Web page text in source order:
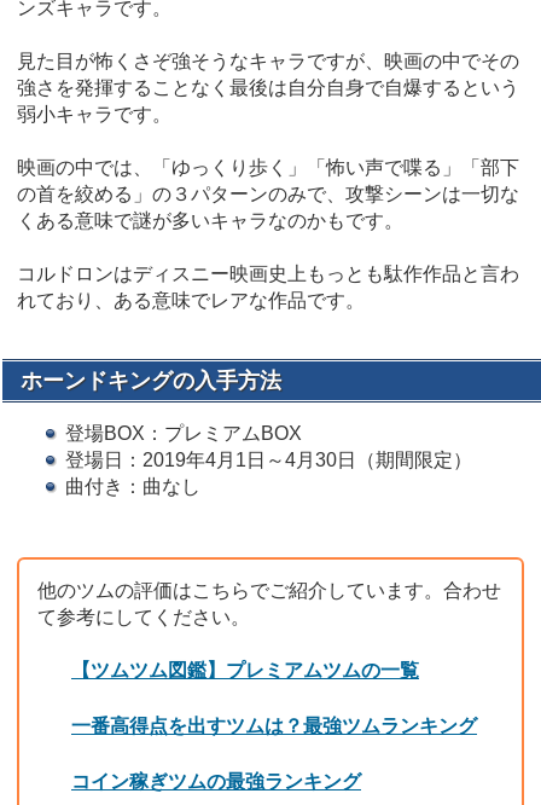
ンズキャラです。
見た目が怖くさぞ強そうなキャラですが、映画の中でその
強さを発揮することなく最後は自分自身で自爆するという
弱小キャラです。
映画の中では、「ゆっくり歩く」「怖い声で喋る」「部下
の首を絞める」の３パターンのみで、攻撃シーンは一切な
くある意味で謎が多いキャラなのかもです。
コルドロンはディスニー映画史上もっとも駄作作品と言わ
れており、ある意味でレアな作品です。
ホーンドキングの入手方法
登場BOX：プレミアムBOX
登場日：2019年4月1日～4月30日（期間限定）
曲付き：曲なし
他のツムの評価はこちらでご紹介しています。合わせ
て参考にしてください。
【ツムツム図鑑】プレミアムツムの一覧
一番高得点を出すツムは？最強ツムランキング
コイン稼ぎツムの最強ランキング